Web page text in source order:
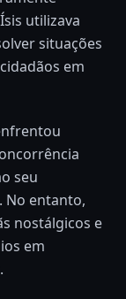
utilizava
situações
em
seu
No entanto,
nostálgicos e
em